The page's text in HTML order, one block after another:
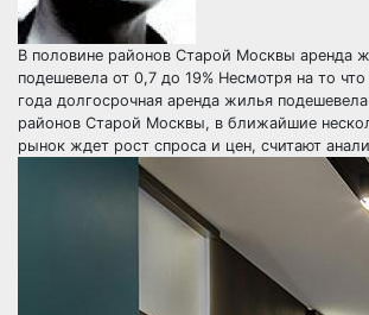
В половине районов Старой Москвы аренда
подешевела от 0,7 до 19% Несмотря на то
года долгосрочная аренда жилья
районов Старой Москвы, в ближайшие
рынок ждет рост спроса и цен, считают